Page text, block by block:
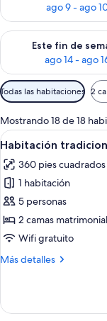
ago 9 - ago
Este fin de
ago 14 - ago
Consulta la
Filtros
disponibles
para
las
habitaciones
Todas las habitaciones 2
Mostrando 18 de 18
Abrir
todas
las
fotos
de
Habitación
tradicional,
camas
5
Habitación
360 pies cuadrados
1 habitación
5 personas
2 camas
Wifi gratuito
Más detalles
Más
tradicional,